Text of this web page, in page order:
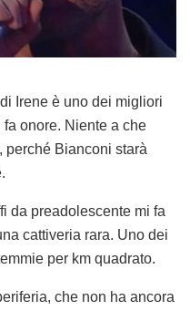
Irene è uno dei migliori
onore. Niente a che
perché Bianconi starà
da preadolescente mi fa
cattiveria rara. Uno dei
per km quadrato.
che non ha ancora